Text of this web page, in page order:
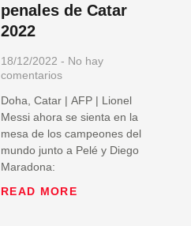
penales de Catar
2022
18/12/2022
No hay
comentarios
Doha, Catar | AFP | Lionel
Messi ahora se sienta en la
mesa de los campeones del
mundo junto a Pelé y Diego
Maradona:
READ MORE